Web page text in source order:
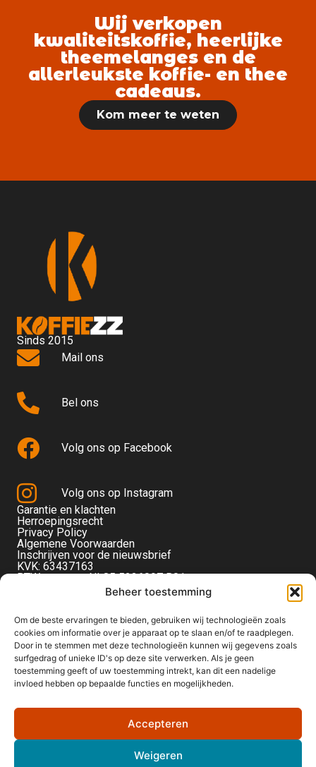
Beheer toestemming
Om de beste ervaringen te bieden, gebruiken wij technologieën zoals
cookies om informatie over je apparaat op te slaan en/of te raadplegen.
Door in te stemmen met deze technologieën kunnen wij gegevens zoals
surfgedrag of unieke ID's op deze site verwerken. Als je geen
toestemming geeft of uw toestemming intrekt, kan dit een nadelige
invloed hebben op bepaalde functies en mogelijkheden.
Accepteren
Weigeren
Wij verkopen
kwaliteitskoffie, heerlijke
theemelanges en de
allerleukste koffie- en thee
cadeaus.
Kom meer te weten
Sinds 2015
Mail ons
Bel ons
Volg ons op Facebook
Volg ons op Instagram
Garantie en klachten
Herroepingsrecht
Privacy Policy
Algemene Voorwaarden
Inschrijven voor de nieuwsbrief
KVK: 63437163
BTW-nummer: NL85 5236097 B01
Monteverdistraat 56
2901KE Capelle aan den IJssel